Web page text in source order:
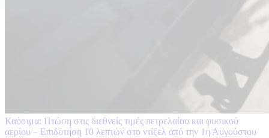
Καύσιμα: Πτώση στις διεθνείς τιμές πετρελαίου και φυσικού
αερίου – Επιδότηση 10 λεπτών στο ντίζελ από την 1η Αυγούστου